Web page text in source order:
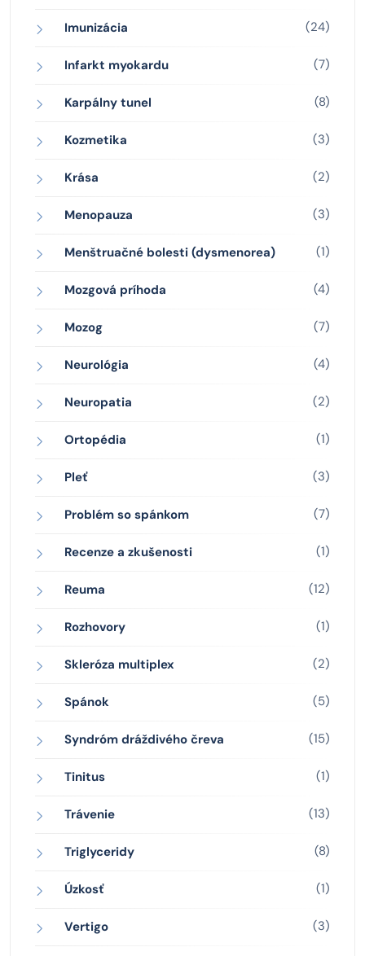
Imunizácia (24)
Infarkt myokardu (7)
Karpálny tunel (8)
Kozmetika (3)
Krása (2)
Menopauza (3)
Menštruačné bolesti (dysmenorea) (1)
Mozgová príhoda (4)
Mozog (7)
Neurológia (4)
Neuropatia (2)
Ortopédia (1)
Pleť (3)
Problém so spánkom (7)
Recenze a zkušenosti (1)
Reuma (12)
Rozhovory (1)
Skleróza multiplex (2)
Spánok (5)
Syndróm dráždivého čreva (15)
Tinitus (1)
Trávenie (13)
Triglyceridy (8)
Úzkosť (1)
Vertigo (3)